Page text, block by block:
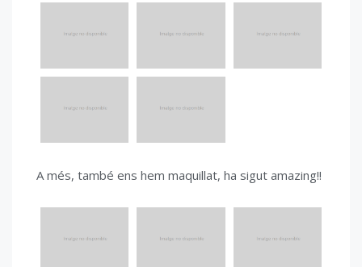
A més, també ens hem maquillat, ha sigut amazing!!